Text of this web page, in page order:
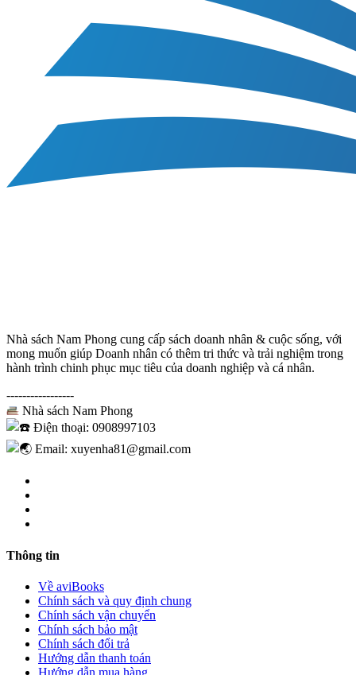
Nhà sách Nam Phong cung cấp sách doanh nhân & cuộc sống, với
mong muốn giúp Doanh nhân có thêm tri thức và trải nghiệm trong
hành trình chinh phục mục tiêu của doanh nghiệp và cá nhân.
-----------------
Nhà sách Nam Phong
Điện thoại: 0908997103
Email: xuyenha81@gmail.com
Thông tin
Về aviBooks
Chính sách và quy định chung
Chính sách vận chuyển
Chính sách bảo mật
Chính sách đổi trả
Hướng dẫn thanh toán
Hướng dẫn mua hàng